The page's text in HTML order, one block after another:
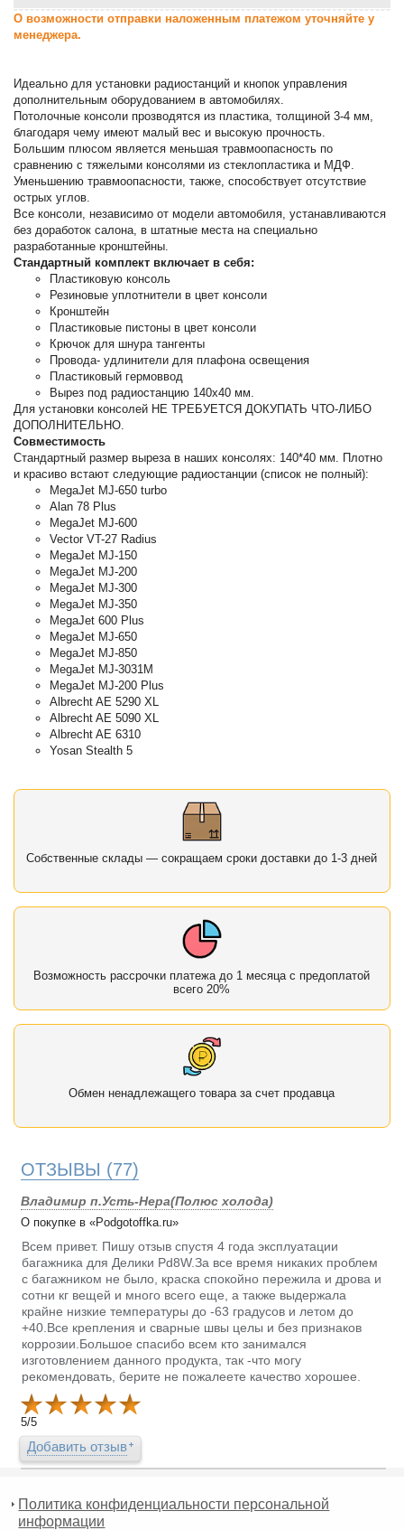
О возможности отправки наложенным платежом уточняйте у
менеджера.
Идеально для установки радиостанций и кнопок управления
дополнительным оборудованием в автомобилях.
Потолочные консоли прозводятся из пластика, толщиной 3-4 мм,
благодаря чему имеют малый вес и высокую прочность.
Большим плюсом является меньшая травмоопасность по
сравнению с тяжелыми консолями из стеклопластика и МДФ.
Уменьшению травмоопасности, также, способствует отсутствие
острых углов.
Все консоли, независимо от модели автомобиля, устанавливаются
без доработок салона, в штатные места на специально
разработанные кронштейны.
Стандартный комплект включает в себя:
Пластиковую консоль
Резиновые уплотнители в цвет консоли
Кронштейн
Пластиковые пистоны в цвет консоли
Крючок для шнура тангенты
Провода- удлинители для плафона освещения
Пластиковый гермоввод
Вырез под радиостанцию 140х40 мм.
Для установки консолей НЕ ТРЕБУЕТСЯ ДОКУПАТЬ ЧТО-ЛИБО
ДОПОЛНИТЕЛЬНО.
Совместимость
Стандартный размер выреза в наших консолях: 140*40 мм. Плотно
и красиво встают следующие радиостанции (список не полный):
MegaJet MJ-650 turbo
Alan 78 Plus
MegaJet MJ-600
Vector VT-27 Radius
MegaJet MJ-150
MegaJet MJ-200
MegaJet MJ-300
MegaJet MJ-350
MegaJet 600 Plus
MegaJet MJ-650
MegaJet MJ-850
MegaJet MJ-3031M
MegaJet MJ-200 Plus
Albrecht AE 5290 XL
Albrecht AE 5090 XL
Albrecht AE 6310
Yosan Stealth 5
Собственные склады — сокращаем сроки доставки до 1-3 дней
Возможность рассрочки платежа до 1 месяца с предоплатой
всего 20%
Обмен ненадлежащего товара за счет продавца
ОТЗЫВЫ (77)
Владимир п.Усть-Нера(Полюс холода)
О покупке в «Podgotoffka.ru»
Всем привет. Пишу отзыв спустя 4 года эксплуатации
багажника для Делики Pd8W.За все время никаких проблем
с багажником не было, краска спокойно пережила и дрова и
сотни кг вещей и много всего еще, а также выдержала
крайне низкие температуры до -63 градусов и летом до
+40.Все крепления и сварные швы целы и без признаков
коррозии.Большое спасибо всем кто занимался
изготовлением данного продукта, так -что могу
рекомендовать, берите не пожалеете качество хорошее.
5/5
Добавить отзыв
Политика конфиденциальности персональной
информации